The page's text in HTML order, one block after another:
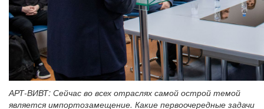
АРТ-ВИВТ: Сейчас во всех отраслях самой острой темой
является импортозамещение. Какие первоочередные задачи